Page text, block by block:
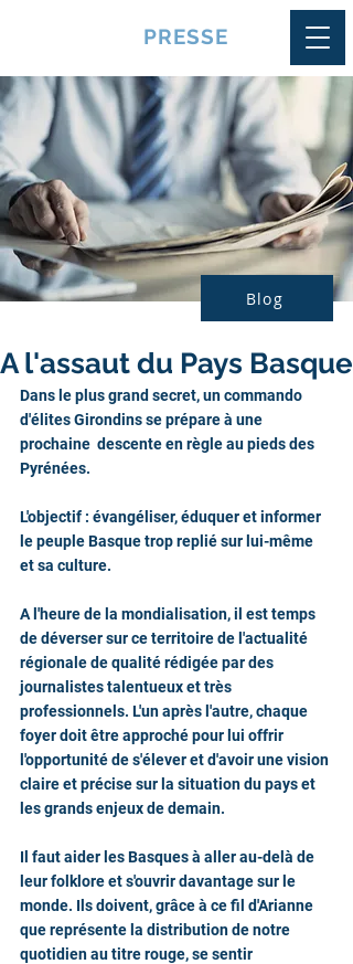
PRESSE
Blog
A l'assaut du Pays Basque
Dans le plus grand secret, un commando
d'élites Girondins se prépare à une
prochaine  descente en règle au pieds des
Pyrénées.
L'objectif : évangéliser, éduquer et informer
le peuple Basque trop replié sur lui-même
et sa culture.
A l'heure de la mondialisation, il est temps
de déverser sur ce territoire de l'actualité
régionale de qualité rédigée par des
journalistes talentueux et très
professionnels. L'un après l'autre, chaque
foyer doit être approché pour lui offrir
l'opportunité de s'élever et d'avoir une vision
claire et précise sur la situation du pays et
les grands enjeux de demain.
Il faut aider les Basques à aller au-delà de
leur folklore et s'ouvrir davantage sur le
monde. Ils doivent, grâce à ce fil d'Arianne
que représente la distribution de notre
quotidien au titre rouge, se sentir